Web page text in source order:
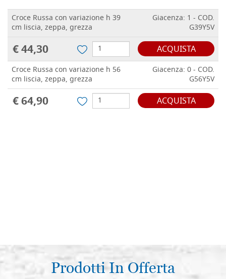
Croce Russa con variazione h 39
cm liscia, zeppa, grezza
Giacenza: 1 - COD.
G39Y5V
€ 44,30 ACQUISTA
Croce Russa con variazione h 56
cm liscia, zeppa, grezza
Giacenza: 0 - COD.
G56Y5V
€ 64,90 ACQUISTA
Prodotti In Offerta